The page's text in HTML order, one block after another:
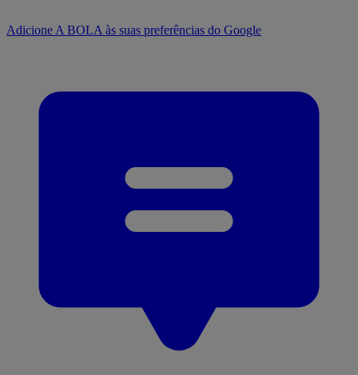
Adicione A BOLA às suas preferências do Google